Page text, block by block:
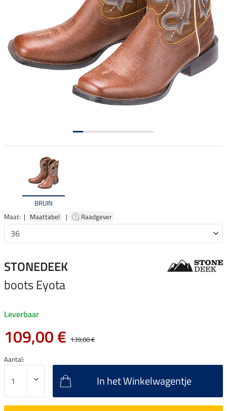
BRUIN
Maat: | Maattabel | Raadgever
STONEDEEK
boots Eyota
Leverbaar
109,00 € 139,00 €
Aantal:
In het Winkelwagentje